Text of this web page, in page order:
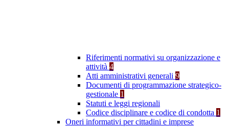
Riferimenti normativi su organizzazione e
attività 4
Atti amministrativi generali 9
Documenti di programmazione strategico-
gestionale 1
Statuti e leggi regionali
Codice disciplinare e codice di condotta 1
Oneri informativi per cittadini e imprese